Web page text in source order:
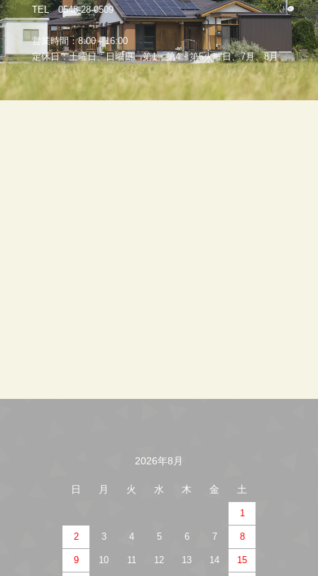
TEL 0548-28-0509
営業時間：8:00～16:00
定休日：土曜日、日曜日、第1・第4・第5火曜日、7月、8月
2026年8月
日 月 火 水 木 金 土
1
2 3 4 5 6 7 8
9 10 11 12 13 14 15